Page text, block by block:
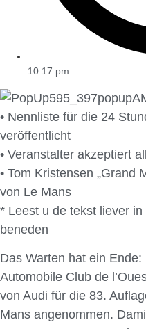
10:17 pm
• Nennliste für die 24
veröffentlicht
• Veranstalter akzeptiert
• Tom Kristensen „Grand
von Le Mans
* Leest u de tekst liever
beneden
Das Warten hat ein
Automobile Club de
von Audi für die 83.
Mans angenommen.